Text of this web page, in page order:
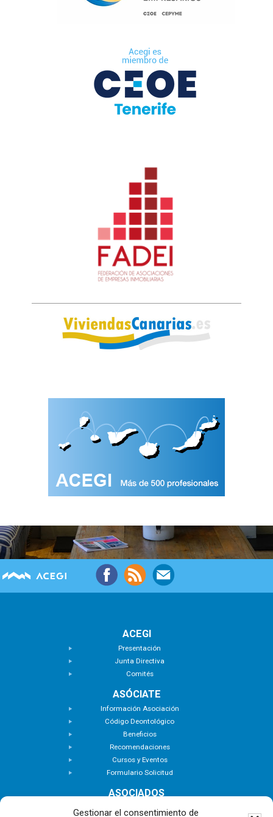
Gestionar el consentimiento de
ACEGI
Presentación
Junta Directiva
Comités
ASÓCIATE
Información Asociación
Código Deontológico
Beneficios
Recomendaciones
Cursos y Eventos
Formulario Solicitud
ASOCIADOS